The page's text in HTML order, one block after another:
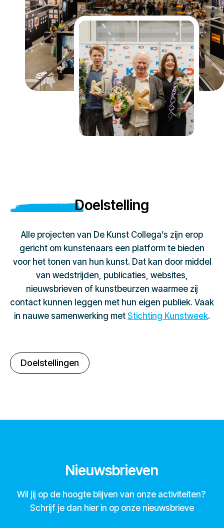
Doelstelling
Alle projecten van De Kunst Collega’s zijn erop
gericht om kunstenaars een platform te bieden
voor het tonen van hun kunst. Dat kan door middel
van wedstrijden, publicaties, websites,
nieuwsbrieven of kunstbeurzen waarmee zij
contact kunnen leggen met hun eigen publiek. Vaak
in nauwe samenwerking met Stichting Kunstweek.
Doelstellingen
Nieuwsbrieven
Wil jij op de hoogte blijven van onze activiteiten?
Schrijf je dan hier in op onze nieuwsbrieve